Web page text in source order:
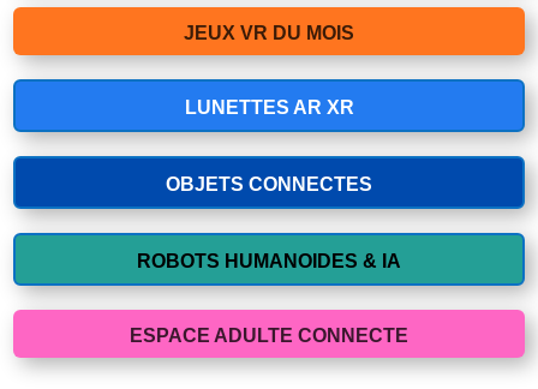
JEUX VR DU MOIS
LUNETTES AR XR
OBJETS CONNECTES
ROBOTS HUMANOIDES & IA
ESPACE ADULTE CONNECTE